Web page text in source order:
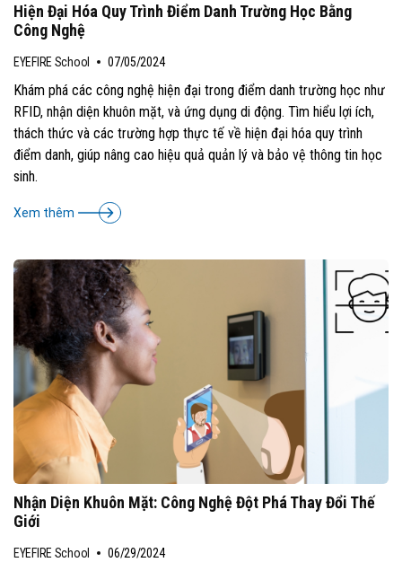
Hiện Đại Hóa Quy Trình Điểm Danh Trường Học Bằng
Công Nghệ
EYEFIRE School 07/05/2024
Khám phá các công nghệ hiện đại trong điểm danh trường học như
RFID, nhận diện khuôn mặt, và ứng dụng di động. Tìm hiểu lợi ích,
thách thức và các trường hợp thực tế về hiện đại hóa quy trình
điểm danh, giúp nâng cao hiệu quả quản lý và bảo vệ thông tin học
sinh.
Xem thêm
Nhận Diện Khuôn Mặt: Công Nghệ Đột Phá Thay Đổi Thế
Giới
EYEFIRE School 06/29/2024